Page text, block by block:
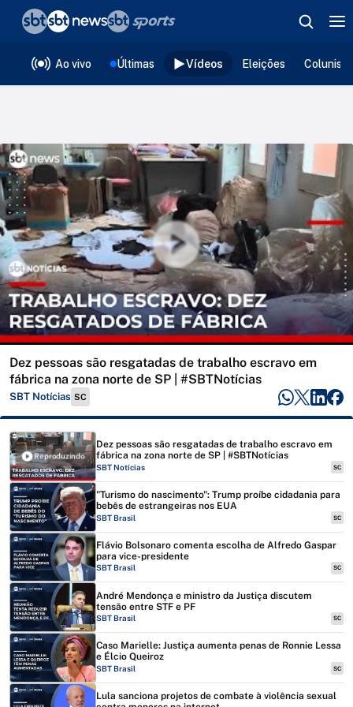
Ao vivo Últimas Vídeos Eleições
Dez pessoas são resgatadas de trabalho escravo em
fábrica na zona norte de SP | #SBTNotícias
SBT Notícias SC
Reproduzindo
Dez pessoas são resgatadas de trabalho escravo em
fábrica na zona norte de SP | #SBTNotícias
SBT Notícias SC
"Turismo do nascimento": Trump proíbe cidadania para
bebês de estrangeiras nos EUA
SBT Brasil SC
Flávio Bolsonaro comenta escolha de Alfredo Gaspar
para vice-presidente
SBT Brasil SC
André Mendonça e ministro da Justiça discutem
tensão entre STF e PF
SBT Brasil SC
Caso Marielle: Justiça aumenta penas de Ronnie Lessa
e Élcio Queiroz
SBT Brasil SC
Lula sanciona projetos de combate à violência sexual
❮voltar
Editorias